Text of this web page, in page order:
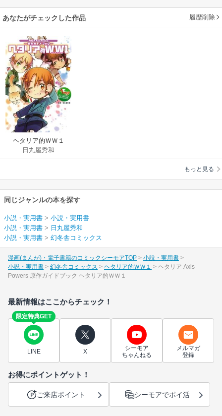
あなたがチェックした作品 履歴削除
ヘタリア的ＷＷ１
日丸屋秀和
もっと見る
同じジャンルの本を探す
小説・実用書 > 小説・実用書
小説・実用書 > 日丸屋秀和
小説・実用書 > 幻冬舎コミックス
漫画(まんが)・電子書籍のコミックシーモアTOP
小説・実用書
小説・実用書
幻冬舎コミックス ヘタリア的ＷＷ１
ヘタリア Axis
Powers 原作ガイドブック ヘタリア的ＷＷ１
最新情報はここからチェック！
限定特典GET
LINE X
シーモア
ちゃんねる
メルマガ
登録
お得にポイントゲット！
ご来店ポイント シーモアでポイ活